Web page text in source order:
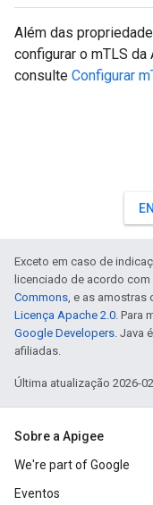
Além das
configurar o mTLS
consulte Configurar
Exceto em caso de
licenciado de acordo com
Commons, e as amostras
Licença Apache 2.0. Para
Google Developers. Java
afiliadas.
Última atualização 2026-
Sobre a Apigee
We're part of Google
Eventos